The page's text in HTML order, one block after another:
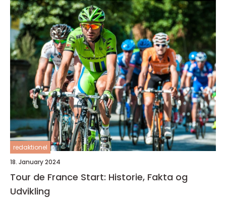
redaktionel
18. January 2024
Tour de France Start: Historie, Fakta og
Udvikling